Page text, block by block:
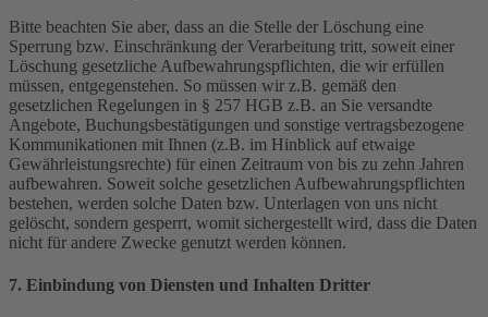
Bitte beachten Sie aber, dass an die Stelle der Löschung eine
Sperrung bzw. Einschränkung der Verarbeitung tritt, soweit einer
Löschung gesetzliche Aufbewahrungspflichten, die wir erfüllen
müssen, entgegenstehen. So müssen wir z.B. gemäß den
gesetzlichen Regelungen in § 257 HGB z.B. an Sie versandte
Angebote, Buchungsbestätigungen und sonstige vertragsbezogene
Kommunikationen mit Ihnen (z.B. im Hinblick auf etwaige
Gewährleistungsrechte) für einen Zeitraum von bis zu zehn Jahren
aufbewahren. Soweit solche gesetzlichen Aufbewahrungspflichten
bestehen, werden solche Daten bzw. Unterlagen von uns nicht
gelöscht, sondern gesperrt, womit sichergestellt wird, dass die Daten
nicht für andere Zwecke genutzt werden können.
7. Einbindung von Diensten und Inhalten Dritter